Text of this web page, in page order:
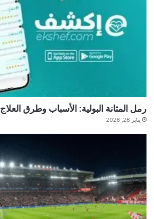
رمل المثانة البولية: الأسباب وطرق العلاج
يناير 26, 2026